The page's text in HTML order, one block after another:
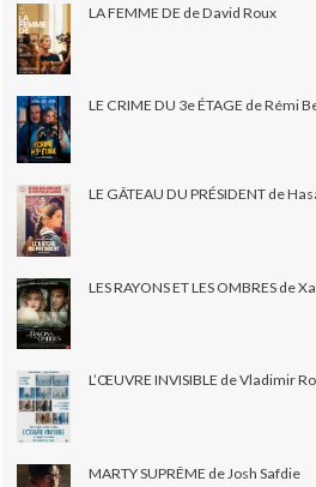
LA FEMME DE de David Roux
LE CRIME DU 3e ÉTAGE de Rémi
LE GÂTEAU DU PRÉSIDENT de
LES RAYONS ET LES OMBRES de
L’ŒUVRE INVISIBLE de Vladimir
MARTY SUPRÊME de Josh Safdie